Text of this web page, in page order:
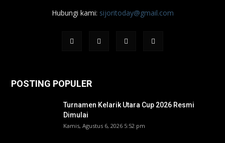
Hubungi kami: sijoritoday@gmail.com
POSTING POPULER
Turnamen Kelarik Utara Cup 2026 Resmi
Dimulai
Kamis, Agustus 6, 2026 5:52 pm